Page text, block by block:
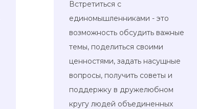
Встретиться с
единомышленниками - это
возможность обсудить важные
темы, поделиться своими
ценностями, задать насущные
вопросы, получить советы и
поддержку в дружелюбном
кругу людей объединенных